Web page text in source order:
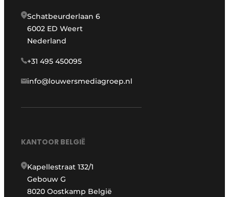
Schatbeurderlaan 6
6002 ED Weert
Nederland
+31 495 450095
info@louwersmediagroep.nl
KANTOOR BELGIË
Kapellestraat 132/1
Gebouw G
8020 Oostkamp België